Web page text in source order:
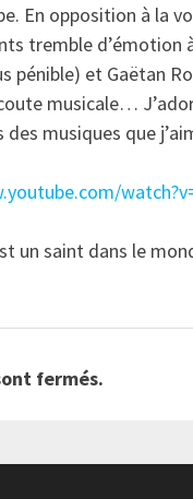
En opposition à la
tremble d’émotion
pénible) et Gaëtan
musicale…
musiques que
un saint dans le
fermés.